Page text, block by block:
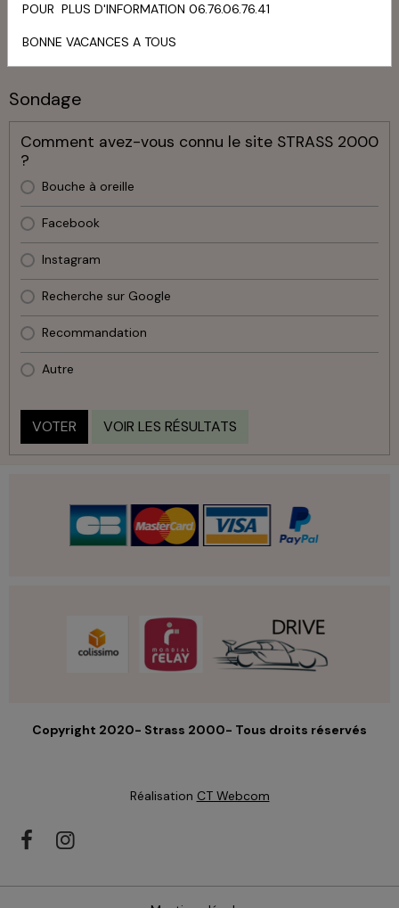
Sondage
Comment avez-vous connu le site STRASS 2000
?
Bouche à oreille
Facebook
Instagram
Recherche sur Google
Recommandation
Autre
VOTER VOIR LES RÉSULTATS
Copyright 2020- Strass 2000- Tous droits réservés
Réalisation CT Webcom
POUR PLUS D'INFORMATION 06.76.06.76.41
BONNE VACANCES A TOUS